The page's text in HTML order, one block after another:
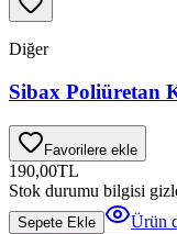
Diğer
Sibax Poliüretan
Favorilere ekle
190,00TL
Stok durumu bilgisi
Sepete Ekle Ürün